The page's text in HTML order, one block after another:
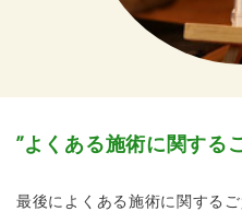
”よくある施術に関する
最後によくある施術に関する